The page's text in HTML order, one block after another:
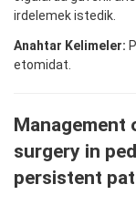
irdelemek istedik.
Anahtar Kelimeler:
etomidat.
surgery in
persistent